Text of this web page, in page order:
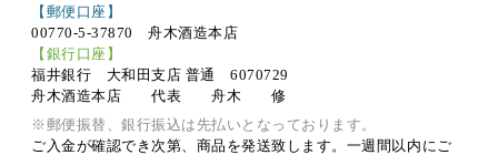
【郵便口座】
00770-5-37870 舟木酒造本店
【銀行口座】
福井銀行 大和田支店 普通 6070729
舟木酒造本店 代表 舟木 修
※郵便振替、銀行振込は先払いとなっております。
ご入金が確認でき次第、商品を発送致します。一週間以内にご